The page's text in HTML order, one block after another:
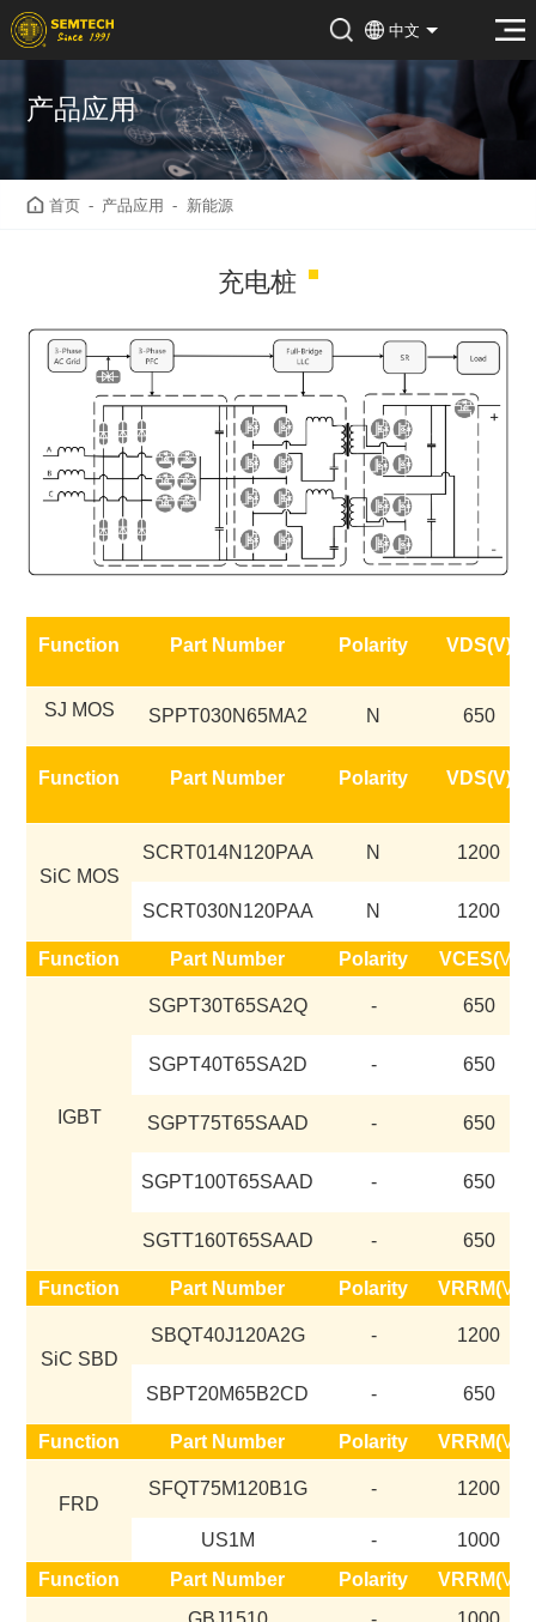
中文
产品应用
首页 - 产品应用 - 新能源
充电桩
Function Part Number Polarity VDS(V)
SJ MOS SPPT030N65MA2 N 650
Function Part Number Polarity VDS(V)
SiC MOS
SCRT014N120PAA N 1200
SCRT030N120PAA N 1200
Function Part Number Polarity VCES(V)
IGBT
SGPT30T65SA2Q - 650
SGPT40T65SA2D - 650
SGPT75T65SAAD - 650
SGPT100T65SAAD - 650
SGTT160T65SAAD - 650
Function Part Number Polarity VRRM(V)
SiC SBD
SBQT40J120A2G - 1200
SBPT20M65B2CD - 650
Function Part Number Polarity VRRM(V)
FRD
SFQT75M120B1G - 1200
US1M -
1000
Function
Part Number Polarity VRRM(V)